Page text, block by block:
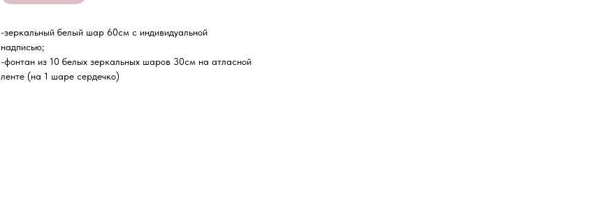
-зеркальный белый шар 60см с индивидуальной
надписью;
-фонтан из 10 белых зеркальных шаров 30см на атласной
ленте (на 1 шаре сердечко)